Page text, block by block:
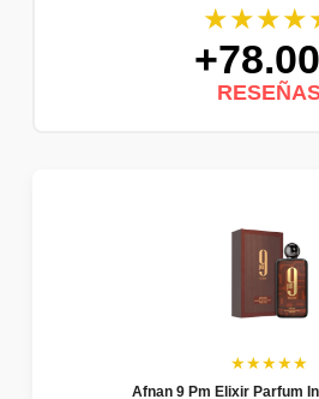
★★★★★
Afnan 9 Pm Elixir Parfum